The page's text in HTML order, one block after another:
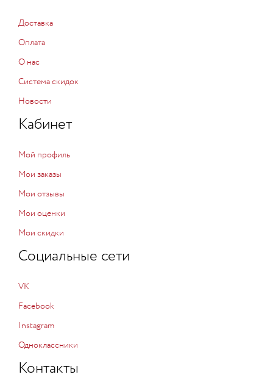
Доставка
Оплата
О нас
Система скидок
Новости
Кабинет
Мой профиль
Мои заказы
Мои отзывы
Мои оценки
Мои скидки
Социальные сети
VK
Facebook
Instagram
Одноклассники
Контакты